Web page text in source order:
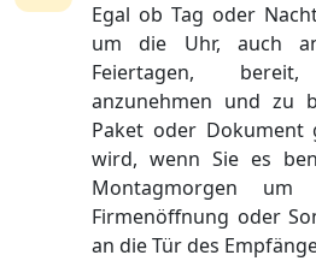
Egal ob Tag oder
um die Uhr, auch
Feiertagen,
anzunehmen und zu
Paket oder Dokument
wird, wenn Sie es
Montagmorgen
Firmenöffnung oder
an die Tür des